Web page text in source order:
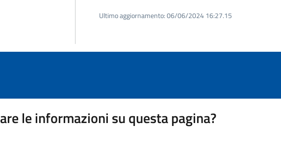
Ultimo aggiornamento:06/06/2024 16:27.15
le informazioni su questa pagina?